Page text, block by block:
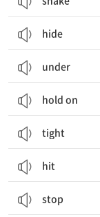
hide
under
hold on
tight
hit
stop